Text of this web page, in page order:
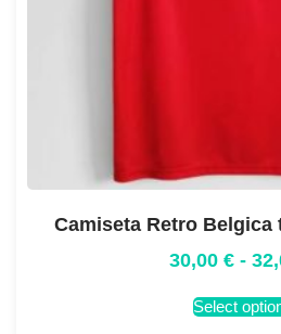
Camiseta Retro Belgica
30,00 € -
Select